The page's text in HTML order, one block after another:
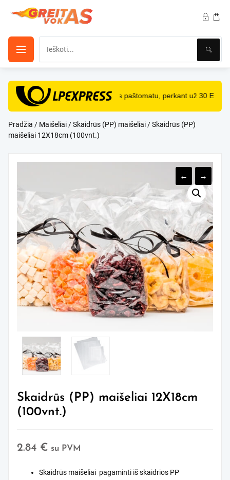
prie
NEMOKAMASpristatymas paštomatu, perkant už 30 Eur
Pradžia / Maišeliai/Skaidrūs (PP) maišeliai/ Skaidrūs (PP)
maišeliai 12X18cm (100vnt.)
← →
Skaidrūs (PP) maišeliai 12X18cm
(100vnt.)
2.84 € su PVM
Skaidrūs maišeliai pagaminti iš skaidrios PP